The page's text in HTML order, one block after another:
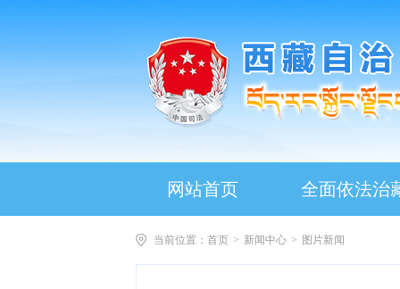
网站首页 全面依法治
当前位置： 首页 > 新闻中心 > 图片新闻